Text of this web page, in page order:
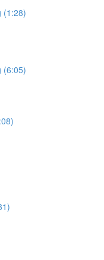
(1:28)
(6:05)